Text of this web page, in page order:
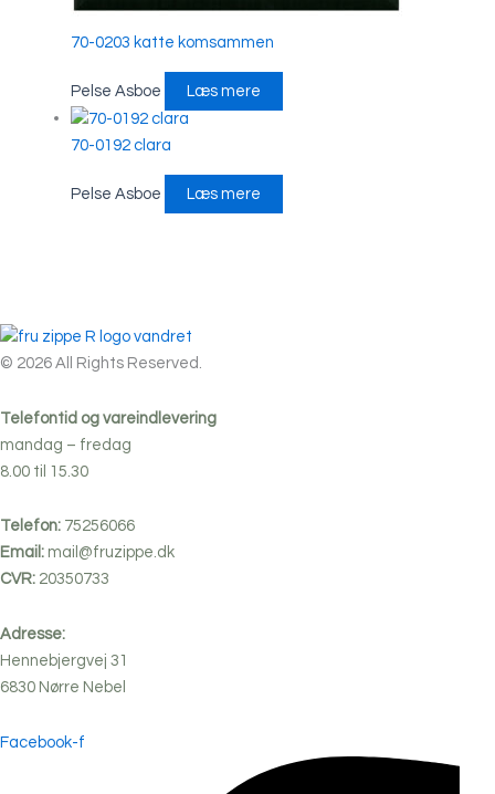
70-0203 katte komsammen
Pelse Asboe Læs mere
70-0192 clara
Pelse Asboe Læs mere
© 2026 All Rights Reserved.
Telefontid og vareindlevering
mandag – fredag
8.00 til 15.30
Telefon: 75256066
Email: mail@fruzippe.dk
CVR: 20350733
Adresse:
Hennebjergvej 31
6830 Nørre Nebel
Facebook-f